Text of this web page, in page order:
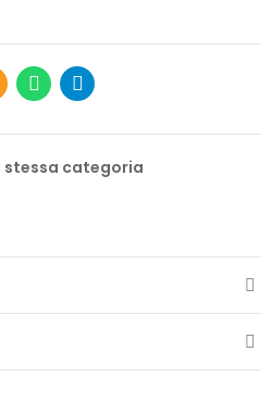
stessa categoria